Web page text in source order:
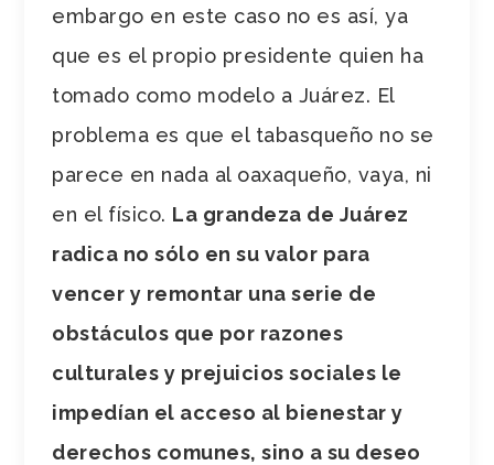
embargo en este caso no es así, ya
que es el propio presidente quien ha
tomado como modelo a Juárez. El
problema es que el tabasqueño no se
parece en nada al oaxaqueño, vaya, ni
en el físico. La grandeza de Juárez
radica no sólo en su valor para
vencer y remontar una serie de
obstáculos que por razones
culturales y prejuicios sociales le
impedían el acceso al bienestar y
derechos comunes, sino a su deseo